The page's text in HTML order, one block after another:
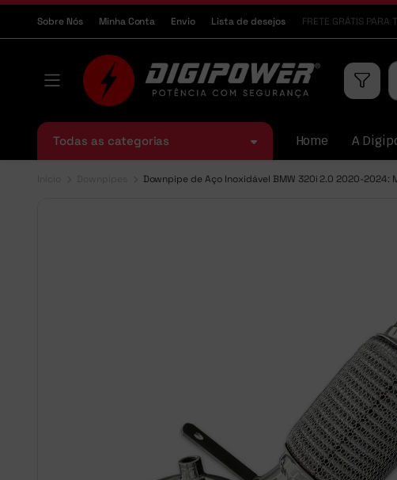
Sobre Nós Minha Conta Envio Lista de desejos FRETE GRÁTIS
Todas as categorias Home A
Downpipe de Aço Inoxidável BMW 320i 2.0 2020-2024: